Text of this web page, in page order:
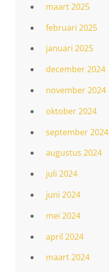
maart 2025
februari 2025
januari 2025
december 2024
november 2024
oktober 2024
september 2024
augustus 2024
juli 2024
juni 2024
mei 2024
april 2024
maart 2024